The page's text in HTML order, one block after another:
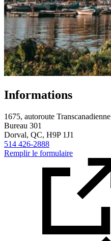
Informations
1675, autoroute Transcanadienne
Bureau 301
Dorval, QC, H9P 1J1
514 426-2888
Remplir le formulaire